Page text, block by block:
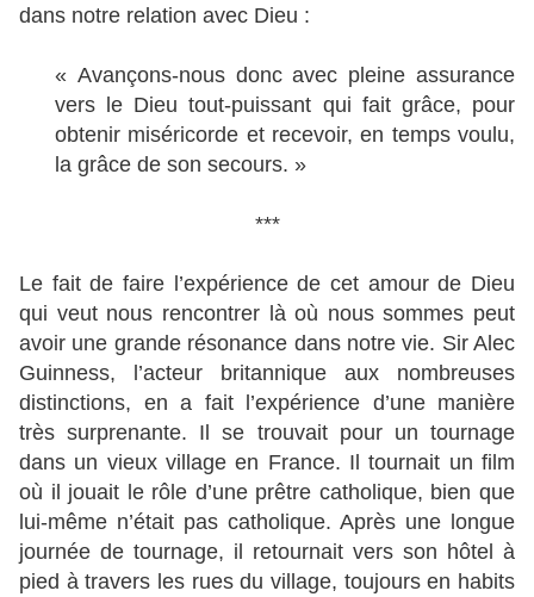
dans notre relation avec Dieu :
« Avançons-nous donc avec pleine assurance
vers le Dieu tout-puissant qui fait grâce, pour
obtenir miséricorde et recevoir, en temps voulu,
la grâce de son secours. »
***
Le fait de faire l’expérience de cet amour de Dieu
qui veut nous rencontrer là où nous sommes peut
avoir une grande résonance dans notre vie. Sir Alec
Guinness, l’acteur britannique aux nombreuses
distinctions, en a fait l’expérience d’une manière
très surprenante. Il se trouvait pour un tournage
dans un vieux village en France. Il tournait un film
où il jouait le rôle d’une prêtre catholique, bien que
lui-même n’était pas catholique. Après une longue
journée de tournage, il retournait vers son hôtel à
pied à travers les rues du village, toujours en habits